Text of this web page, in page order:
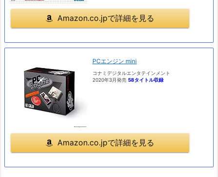
Amazon.co.jpで詳細を見る
PCエンジン mini
コナミデジタルエンタテインメント
2020年3月発売 58タイトル収録
Amazon.co.jpで詳細を見る